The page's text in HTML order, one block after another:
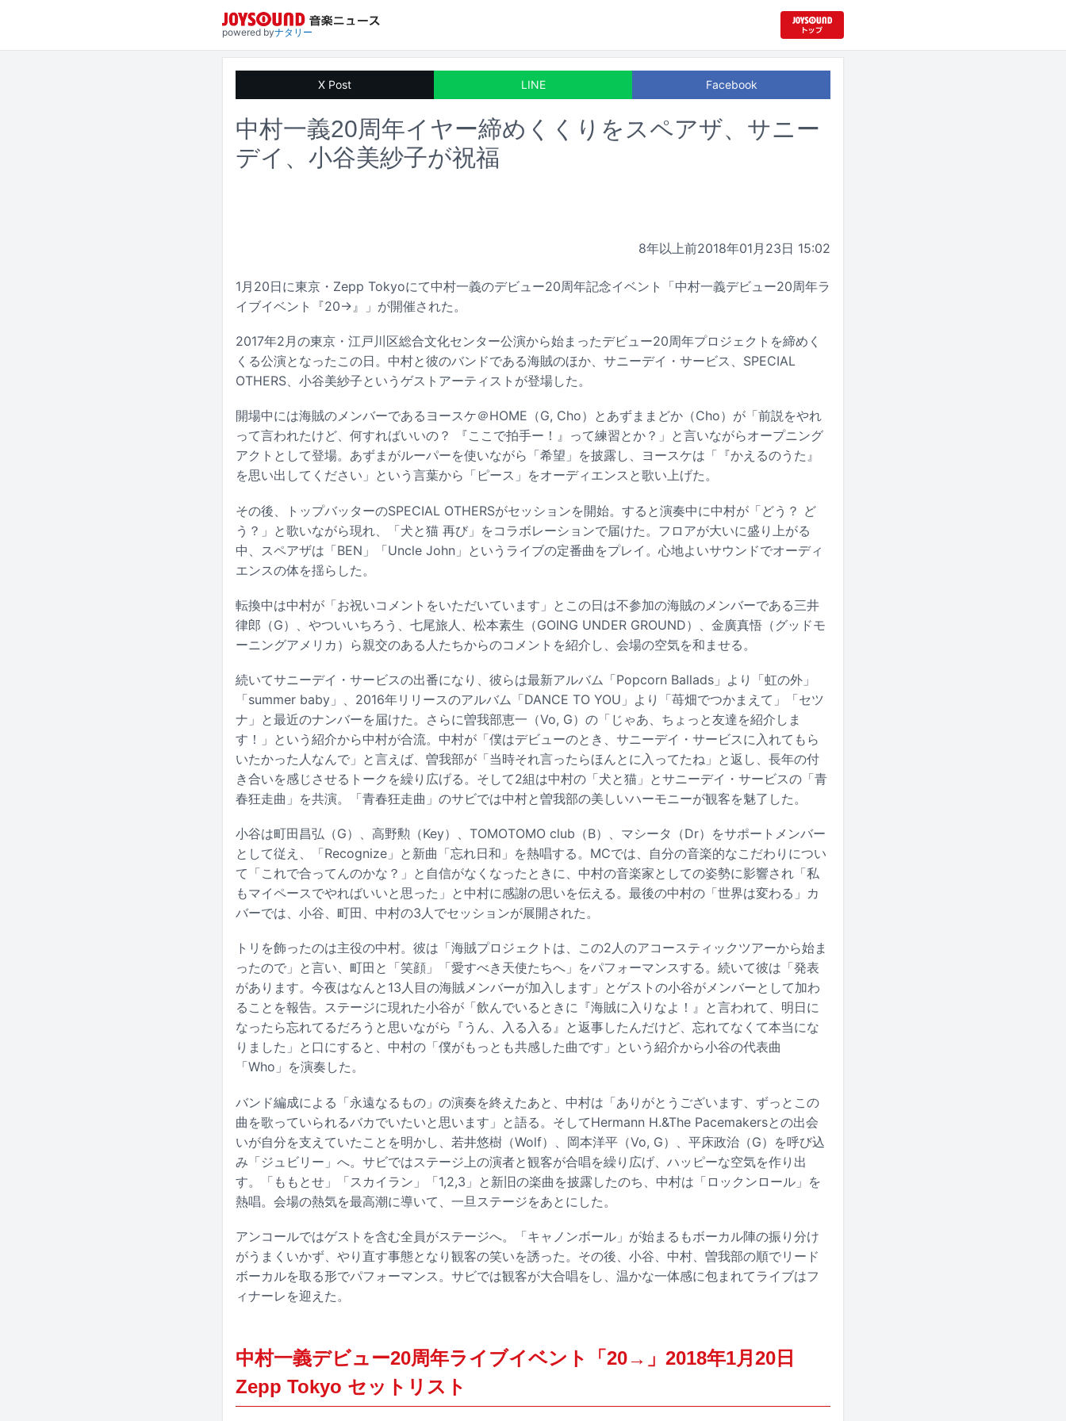
powered byナタリー
X Post LINE Facebook
中村一義20周年イヤー締めくくりをスペアザ、サニー
デイ、小谷美紗子が祝福
8年以上前2018年01月23日 15:02
1月20日に東京・Zepp Tokyoにて中村一義のデビュー20周年記念イベント「中村一義デビュー20周年ラ
イブイベント『20→』」が開催された。
2017年2月の東京・江戸川区総合文化センター公演から始まったデビュー20周年プロジェクトを締めく
くる公演となったこの日。中村と彼のバンドである海賊のほか、サニーデイ・サービス、SPECIAL
OTHERS、小谷美紗子というゲストアーティストが登場した。
開場中には海賊のメンバーであるヨースケ＠HOME（G, Cho）とあずままどか（Cho）が「前説をやれ
って言われたけど、何すればいいの？ 『ここで拍手ー！』って練習とか？」と言いながらオープニング
アクトとして登場。あずまがルーパーを使いながら「希望」を披露し、ヨースケは「『かえるのうた』
を思い出してください」という言葉から「ピース」をオーディエンスと歌い上げた。
その後、トップバッターのSPECIAL OTHERSがセッションを開始。すると演奏中に中村が「どう？ ど
う？」と歌いながら現れ、「犬と猫 再び」をコラボレーションで届けた。フロアが大いに盛り上がる
中、スペアザは「BEN」「Uncle John」というライブの定番曲をプレイ。心地よいサウンドでオーディ
エンスの体を揺らした。
転換中は中村が「お祝いコメントをいただいています」とこの日は不参加の海賊のメンバーである三井
律郎（G）、やついいちろう、七尾旅人、松本素生（GOING UNDER GROUND）、金廣真悟（グッドモ
ーニングアメリカ）ら親交のある人たちからのコメントを紹介し、会場の空気を和ませる。
続いてサニーデイ・サービスの出番になり、彼らは最新アルバム「Popcorn Ballads」より「虹の外」
「summer baby」、2016年リリースのアルバム「DANCE TO YOU」より「苺畑でつかまえて」「セツ
ナ」と最近のナンバーを届けた。さらに曽我部恵一（Vo, G）の「じゃあ、ちょっと友達を紹介しま
す！」という紹介から中村が合流。中村が「僕はデビューのとき、サニーデイ・サービスに入れてもら
いたかった人なんで」と言えば、曽我部が「当時それ言ったらほんとに入ってたね」と返し、長年の付
き合いを感じさせるトークを繰り広げる。そして2組は中村の「犬と猫」とサニーデイ・サービスの「青
春狂走曲」を共演。「青春狂走曲」のサビでは中村と曽我部の美しいハーモニーが観客を魅了した。
小谷は町田昌弘（G）、高野勲（Key）、TOMOTOMO club（B）、マシータ（Dr）をサポートメンバー
として従え、「Recognize」と新曲「忘れ日和」を熱唱する。MCでは、自分の音楽的なこだわりについ
て「これで合ってんのかな？」と自信がなくなったときに、中村の音楽家としての姿勢に影響され「私
もマイペースでやればいいと思った」と中村に感謝の思いを伝える。最後の中村の「世界は変わる」カ
バーでは、小谷、町田、中村の3人でセッションが展開された。
トリを飾ったのは主役の中村。彼は「海賊プロジェクトは、この2人のアコースティックツアーから始ま
ったので」と言い、町田と「笑顔」「愛すべき天使たちへ」をパフォーマンスする。続いて彼は「発表
があります。今夜はなんと13人目の海賊メンバーが加入します」とゲストの小谷がメンバーとして加わ
ることを報告。ステージに現れた小谷が「飲んでいるときに『海賊に入りなよ！』と言われて、明日に
なったら忘れてるだろうと思いながら『うん、入る入る』と返事したんだけど、忘れてなくて本当にな
りました」と口にすると、中村の「僕がもっとも共感した曲です」という紹介から小谷の代表曲
「Who」を演奏した。
バンド編成による「永遠なるもの」の演奏を終えたあと、中村は「ありがとうございます、ずっとこの
曲を歌っていられるバカでいたいと思います」と語る。そしてHermann H.&The Pacemakersとの出会
いが自分を支えていたことを明かし、若井悠樹（Wolf）、岡本洋平（Vo, G）、平床政治（G）を呼び込
み「ジュビリー」へ。サビではステージ上の演者と観客が合唱を繰り広げ、ハッピーな空気を作り出
す。「ももとせ」「スカイラン」「1,2,3」と新旧の楽曲を披露したのち、中村は「ロックンロール」を
熱唱。会場の熱気を最高潮に導いて、一旦ステージをあとにした。
アンコールではゲストを含む全員がステージへ。「キャノンボール」が始まるもボーカル陣の振り分け
がうまくいかず、やり直す事態となり観客の笑いを誘った。その後、小谷、中村、曽我部の順でリード
ボーカルを取る形でパフォーマンス。サビでは観客が大合唱をし、温かな一体感に包まれてライブはフ
ィナーレを迎えた。
中村一義デビュー20周年ライブイベント「20→」2018年1月20日
Zepp Tokyo セットリスト